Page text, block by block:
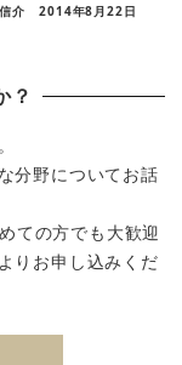
介 2014年8月22日
？
分野についてお話
ての方でも大歓迎
りお申し込みくだ